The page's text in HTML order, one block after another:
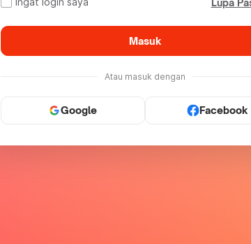
Masuk
Atau masuk dengan
Google Facebook